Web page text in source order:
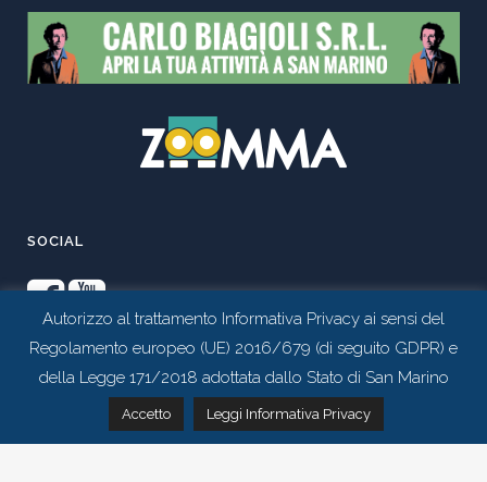
SOCIAL
Realizzato daStudio 99
Autorizzo al trattamento Informativa Privacy ai sensi del
Regolamento europeo (UE) 2016/679 (di seguito GDPR) e
della Legge 171/2018 adottata dallo Stato di San Marino
Accetto Leggi Informativa Privacy
Contattaci tramite whatsapp